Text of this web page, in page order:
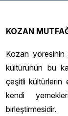
KOZAN
Kozan
kültürünün bu
çeşitli kültürlerin
kendi
birleştirmesidir.